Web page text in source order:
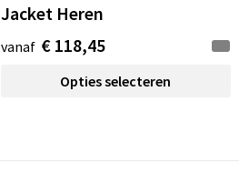
Jacket Heren
vanaf € 118,45
Opties selecteren